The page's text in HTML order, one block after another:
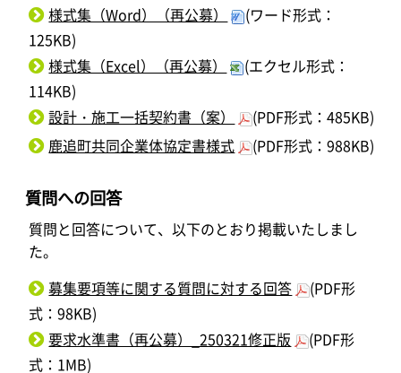
様式集（Word）（再公募）
(ワード形式：
125KB)
様式集（Excel）（再公募）
(エクセル形式：
114KB)
設計・施工一括契約書（案）
(PDF形式：485KB)
鹿追町共同企業体協定書様式
(PDF形式：988KB)
質問への回答
質問と回答について、以下のとおり掲載いたしまし
た。
募集要項等に関する質問に対する回答
(PDF形
式：98KB)
要求水準書（再公募）_250321修正版
(PDF形
式：1MB)